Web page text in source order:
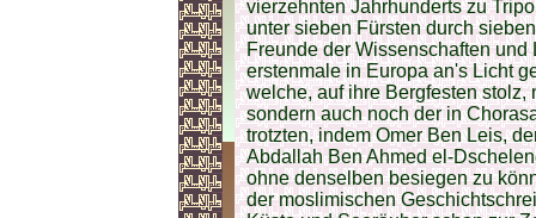
vierzehnten Jahrhunderts zu
unter sieben Fürsten durch
Freunde der Wissenschaften
erstenmale in Europa an's Licht
welche, auf ihre Bergfesten
sondern auch noch der in
trotzten, indem Omer Ben Leis,
Abdallah Ben Ahmed el-
ohne denselben besiegen zu
der moslimischen